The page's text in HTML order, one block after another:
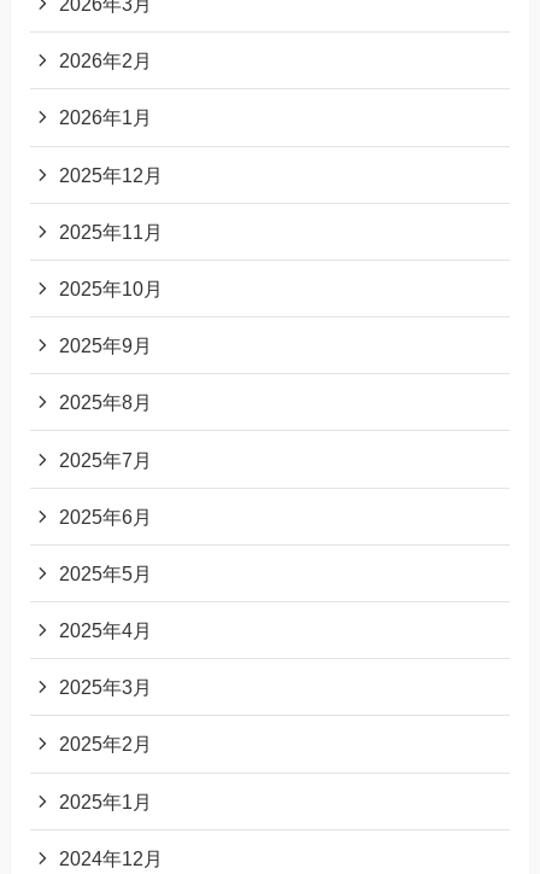
2026年2月
2026年1月
2025年12月
2025年11月
2025年10月
2025年9月
2025年8月
2025年7月
2025年6月
2025年5月
2025年4月
2025年3月
2025年2月
2025年1月
2024年12月